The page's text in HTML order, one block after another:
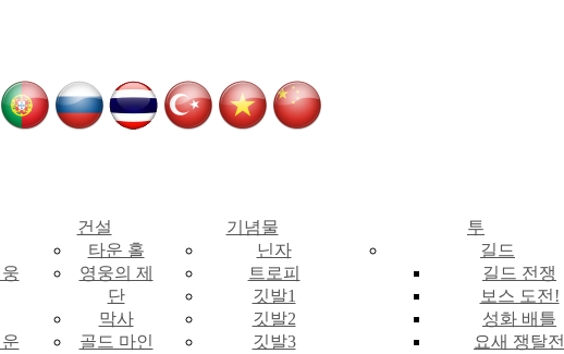
건설
타운 홀
영웅의 제
단
막사
골드 마인
기념물
닌자
트로피
깃발1
깃발2
깃발3
투
길드
길드 전쟁
보스 도전!
성화 배틀
요새 쟁탈전